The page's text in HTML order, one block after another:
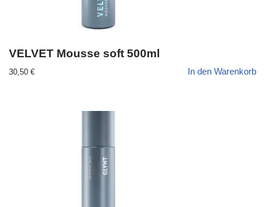
VELVET Mousse soft 500ml
30,50 € In den Warenkorb